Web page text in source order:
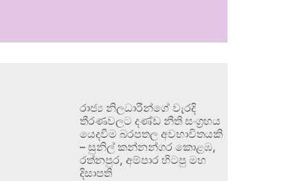
රාජ්‍ය නිලධාරීන්ගේ වැරදි
තීරණවලට දණ්ඩ නීති සංග්‍රහය
යෙදවීම බරපතල අවභාවිතයකි
– සුනිල් කන්නන්ගර කොළඹ,
රත්නපුර, අම්පාර හිටපු මහ
දිසාපති